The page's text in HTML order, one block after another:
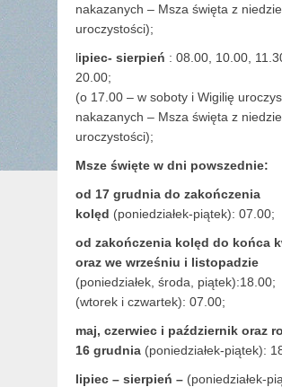
nakazanych – Msza święta z
uroczystości);
lipiec- sierpień : 08.00, 10.00,
20.00;
(o 17.00 – w soboty i Wigilię
nakazanych – Msza święta z
uroczystości);
Msze święte w dni powszednie:
od 17 grudnia do zakończenia
kolęd (poniedziałek-piątek): 07.00;
od zakończenia kolęd do końca
oraz we wrześniu i listopadzie
(poniedziałek, środa, piątek):18.00;
(wtorek i czwartek): 07.00;
maj, czerwiec i październik oraz
16 grudnia (poniedziałek-piątek):
lipiec – sierpień – (poniedziałek-